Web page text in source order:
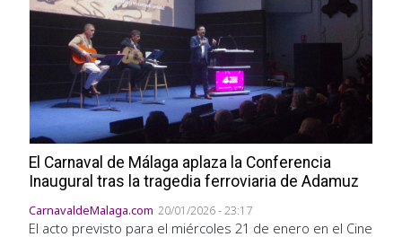
El Carnaval de Málaga aplaza la Conferencia
Inaugural tras la tragedia ferroviaria de Adamuz
CarnavaldeMalaga.com 20/01/2026 - 23:17
El acto previsto para el miércoles 21 de enero en el Cine